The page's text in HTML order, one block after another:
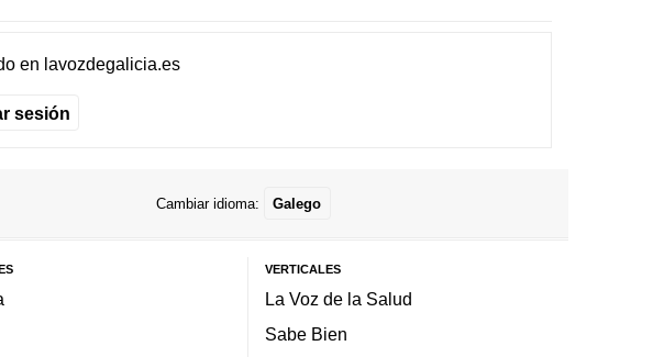
en lavozdegalicia.es
sesión
Cambiar idioma: Galego
VERTICALES
La Voz de la Salud
Sabe Bien